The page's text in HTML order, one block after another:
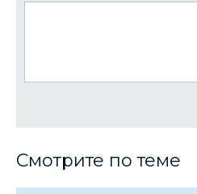
Смотрите по теме